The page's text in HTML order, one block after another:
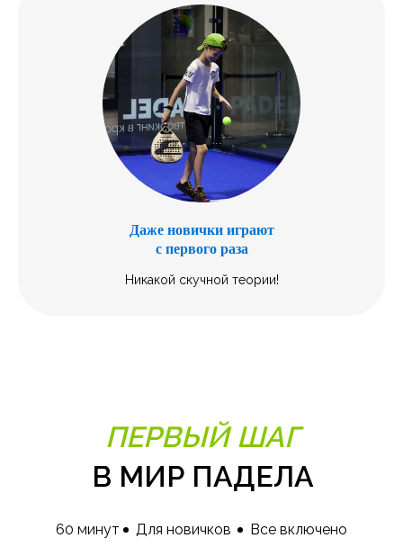
Даже новички играют
с первого раза
Никакой скучной теории!
В МИР ПАДЕЛА
ПЕРВЫЙ ШАГ
60 минут Для новичков Все включено